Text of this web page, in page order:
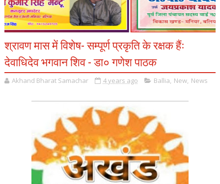
श्रावण मास में विशेष- सम्पूर्ण प्रकृति के रक्षक हैंः
देवाधिदेव भगवान शिव - डा० गणेश पाठक
Akhand Bharat Samachar 4 years ago Ballia, New, News